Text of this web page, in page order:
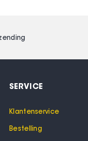
SERVICE
Klantenservice
Bestelling